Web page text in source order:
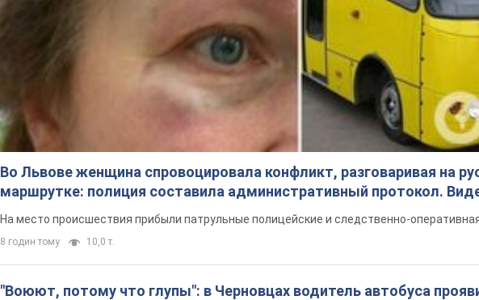
Во Львове женщина спровоцировала конфликт, разговаривая на
маршрутке: полиция составила административный протокол.
На место происшествия прибыли патрульные полицейские и следственно-
8 годин тому 10,0 т.
"Воюют, потому что глупы": в Черновцах водитель автобуса